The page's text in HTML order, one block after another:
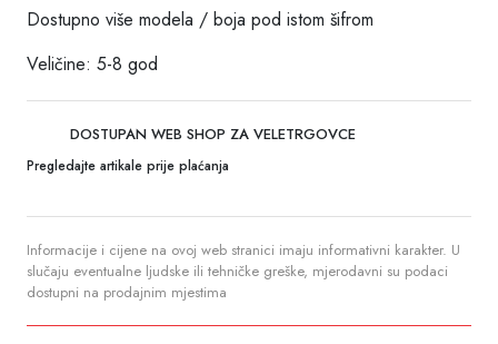
Dostupno više modela / boja pod istom šifrom
Veličine: 5-8 god
DOSTUPAN WEB SHOP ZA VELETRGOVCE
Pregledajte artikale prije plaćanja
Informacije i cijene na ovoj web stranici imaju informativni karakter. U
slučaju eventualne ljudske ili tehničke greške, mjerodavni su podaci
dostupni na prodajnim mjestima